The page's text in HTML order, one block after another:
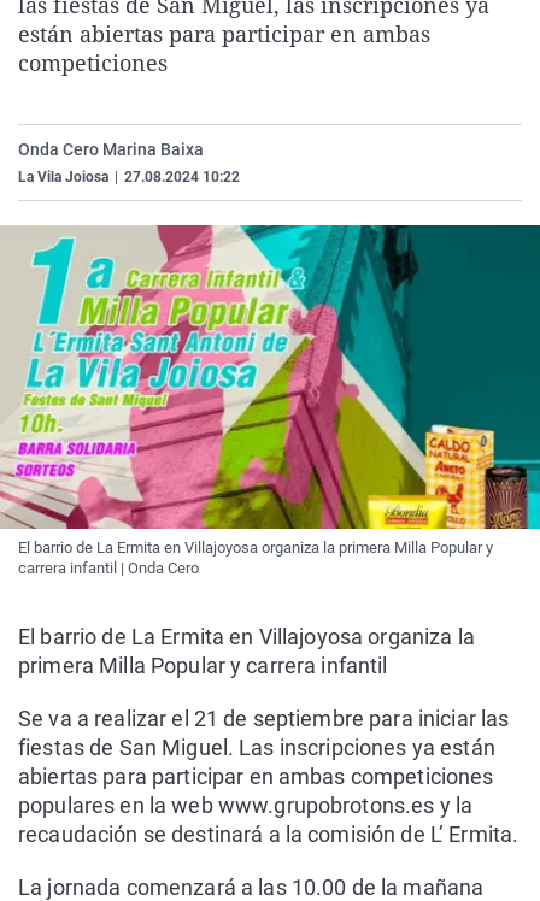
La rosa de los vientos
Caso
Extremadura
Virales
están abiertas para participar en ambas
competiciones
Onda Cero Marina Baixa
La Vila Joiosa 27.08.2024 10:22
El barrio de La Ermita en Villajoyosa organiza la primera Milla Popular y
carrera infantil | Onda Cero
El barrio de La Ermita en Villajoyosa organiza la
primera Milla Popular y carrera infantil
Se va a realizar el 21 de septiembre para iniciar las
fiestas de San Miguel. Las inscripciones ya están
abiertas para participar en ambas competiciones
populares en la web www.grupobrotons.es y la
recaudación se destinará a la comisión de L’ Ermita.
La jornada comenzará a las 10.00 de la mañana